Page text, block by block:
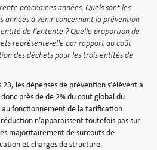
prochaines années. Quels sont les
années à venir concernant la prévention
de l’Entente ? Quelle proportion de
représente-elle par rapport au coût
des déchets pour les trois entités de
les dépenses de prévention s’élèvent à
près de de 2% du cout global du
au fonctionnement de la tarification
n’apparaissent toutefois pas sur
majoritairement de surcouts de
et charges de structure.